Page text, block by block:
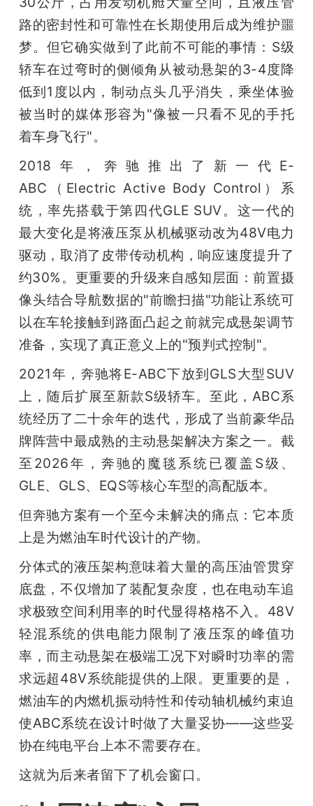
路的密封性和可靠性在长期使用后成为维护噩
梦。但它确实做到了此前不可能的事情：S级
轿车在过弯时的侧倾角从被动悬架的3-4度降
低到1度以内，制动点头几乎消失，乘坐体验
被当时的媒体形容为"像被一只看不见的手托
着车身飞行"。
2018年，奔驰推出了新一代E-
ABC（Electric Active Body Control）系
统，率先搭载于第四代GLE SUV。这一代的
最大变化是将液压泵从机械驱动改为48V电力
驱动，取消了皮带传动机构，响应速度提升了
约30%。更重要的升级来自感知层面：前置摄
像头结合导航数据的"前瞻扫描"功能让系统可
以在车轮接触到路面凸起之前就完成悬架调节
准备，实现了真正意义上的"预判式控制"。
2021年，奔驰将E-ABC下放到GLS大型SUV
上，随后扩展至新款S级轿车。至此，ABC系
统经历了二十余年的迭代，形成了当前豪华品
牌阵营中最成熟的主动悬架解决方案之一。截
至2026年，奔驰的魔毯系统已覆盖S级、
GLE、GLS、EQS等核心车型的高配版本。
但奔驰方案有一个至今未解决的痛点：它本质
上是为燃油车时代设计的产物。
分体式的液压架构意味着大量的高压油管贯穿
底盘，不仅增加了装配复杂度，也在电动车追
求极致空间利用率的时代显得格格不入。48V
轻混系统的供电能力限制了液压泵的峰值功
率，而主动悬架在极端工况下对瞬时功率的需
求远超48V系统能提供的上限。更重要的是，
燃油车的内燃机振动特性和传动轴机械约束迫
使ABC系统在设计时做了大量妥协——这些妥
协在纯电平台上本不需要存在。
这就为后来者留下了机会窗口。